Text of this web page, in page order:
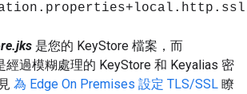
是您的 KeyStore 檔案，而
經過模糊處理的 KeyStore 和 Keyalias 密
為 Edge On Premises 設定 TLS/SSL 瞭